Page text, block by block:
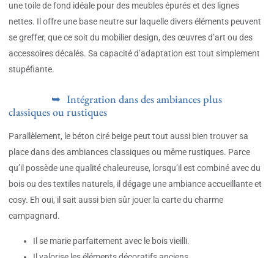
une toile de fond idéale pour des meubles épurés et des lignes
nettes. Il offre une base neutre sur laquelle divers éléments peuvent
se greffer, que ce soit du mobilier design, des œuvres d’art ou des
accessoires décalés. Sa capacité d’adaptation est tout simplement
stupéfiante.
Intégration dans des ambiances plus
classiques ou rustiques
Parallèlement, le béton ciré beige peut tout aussi bien trouver sa
place dans des ambiances classiques ou même rustiques. Parce
qu’il possède une qualité chaleureuse, lorsqu’il est combiné avec du
bois ou des textiles naturels, il dégage une ambiance accueillante et
cosy. Eh oui, il sait aussi bien sûr jouer la carte du charme
campagnard.
Il se marie parfaitement avec le bois vieilli.